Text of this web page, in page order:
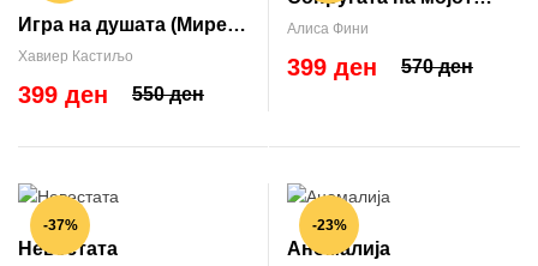
Игра на душата (Мирен
Тригс #2)
Хавиер Кастиљо
550 ден
399 ден
сопруг
Алиса Фини
570 ден
399 ден
-37%
Невестата
-23%
Аномалија